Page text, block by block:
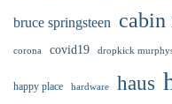
bruce springsteen cabin
corona covid19 dropkick
happy place hardware haus